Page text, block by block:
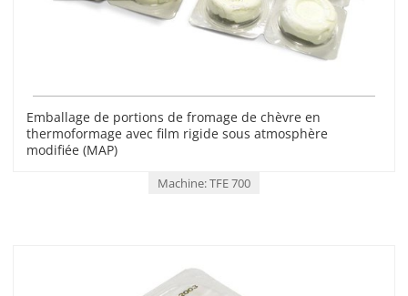
Emballage de portions de fromage de chèvre en
thermoformage avec film rigide sous atmosphère
modifiée (MAP)
Machine: TFE 700